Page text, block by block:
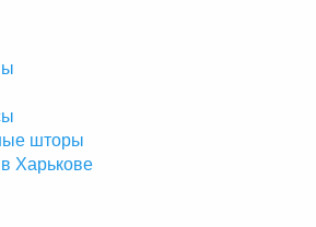
шторы
Харькове